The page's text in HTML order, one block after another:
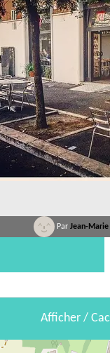
Par Jean-Marie
Afficher /